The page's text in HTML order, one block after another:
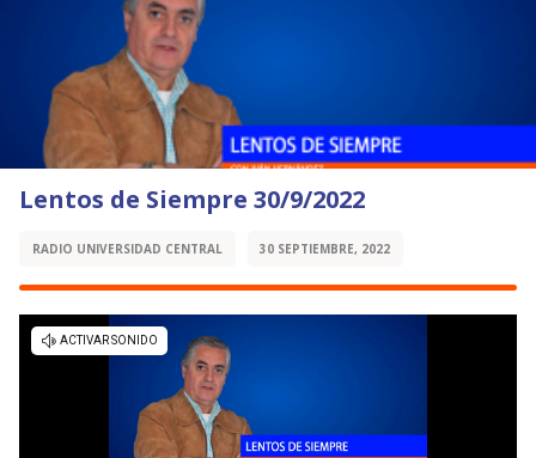
Lentos de Siempre 30/9/2022
RADIO UNIVERSIDAD CENTRAL 30 SEPTIEMBRE, 2022